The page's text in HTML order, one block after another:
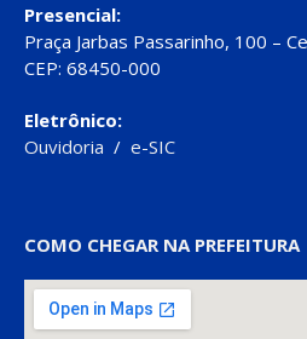
Presencial:
Praça Jarbas Passarinho, 100 –
CEP: 68450-000
Eletrônico:
Ouvidoria / e-SIC
COMO CHEGAR NA PREFEITURA